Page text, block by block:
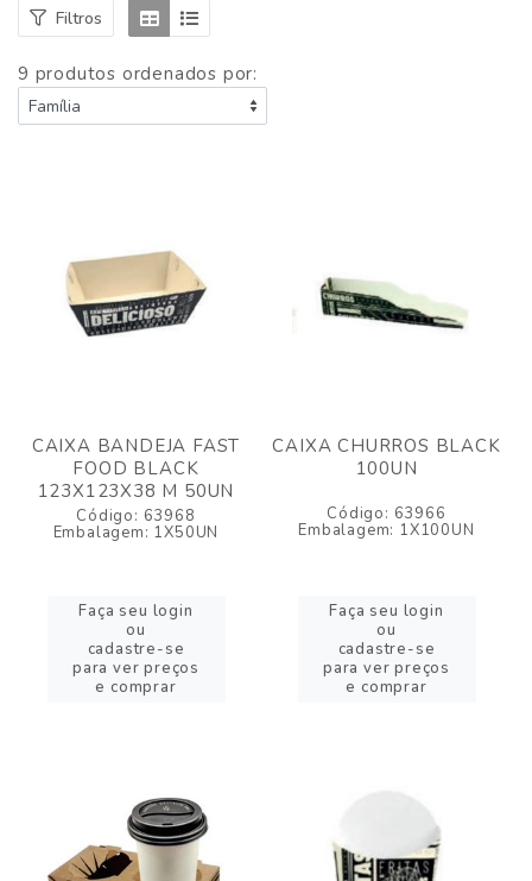
Filtros
9 produtos ordenados por:
CAIXA BANDEJA FAST
FOOD BLACK
123X123X38 M 50UN
Código: 63968
Embalagem: 1X50UN
Faça seu login
ou
cadastre-se
para ver preços
e comprar
CAIXA CHURROS BLACK
100UN
Código: 63966
Embalagem: 1X100UN
Faça seu login
ou
cadastre-se
para ver preços
e comprar